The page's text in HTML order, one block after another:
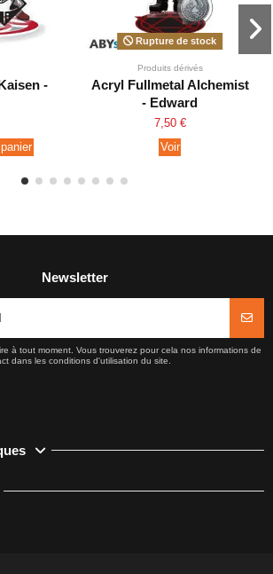
-
Rupture de stock
Produits dérivés
Acryl Fullmetal Alchemist
- Edward
7,50 €
Voir
Newsletter
à tout moment. Vous trouverez pour cela nos informations de
dans les conditions d'utilisation du site.